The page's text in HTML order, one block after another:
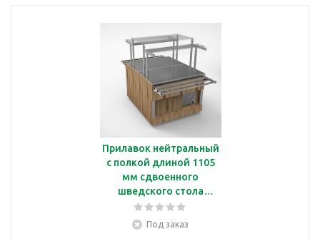
Прилавок нейтральный
с полкой длиной 1105
мм сдвоенного
шведского стола
Челябторгтехника
RN42А2
Под заказ